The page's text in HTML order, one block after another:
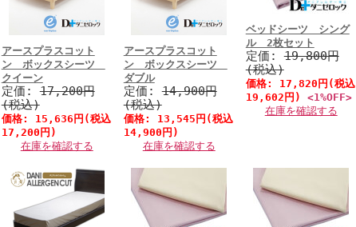
アースプラスコット
ン ボックスシーツ
クイーン
定価:17,200円
(税込)
価格: 15,636円 (税込
17,200円)
在庫を確認する
アースプラスコット
ン ボックスシーツ
ダブル
定価:14,900円
(税込)
価格: 13,545円 (税込
14,900円)
在庫を確認する
ベッドシーツ シング
ル 2枚セット
定価:19,800円
(税込)
価格: 17,820円 (税込
19,602円) <1%OFF>
在庫を確認する